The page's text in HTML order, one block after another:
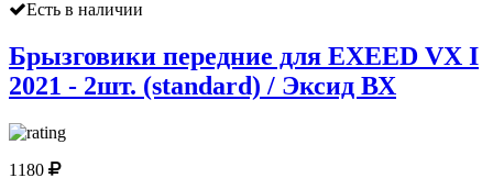
Есть в наличии
Брызговики передние для EXEED VX I
2021 - 2шт. (standard) / Эксид ВХ
1180